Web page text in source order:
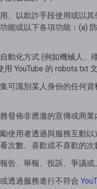
、以欺詐手段使用或以
能或以下各項功能：(a)
動化方式 (例如機械人、
用 YouTube 的 robots.txt
可識別某人身份的任何
發佈非應邀的宣傳或商
使用者透過與服務互動
次數、喜歡或不喜歡的
告、舉報、投訴、爭議
透過服務進行不符合